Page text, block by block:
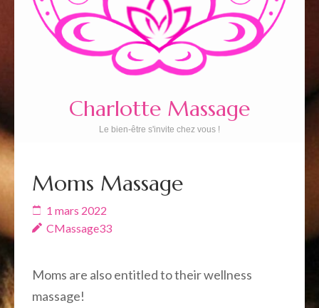
Charlotte Massage
Le bien-être s'invite chez vous !
Moms Massage
1 mars 2022
CMassage33
Moms are also entitled to their wellness
massage!